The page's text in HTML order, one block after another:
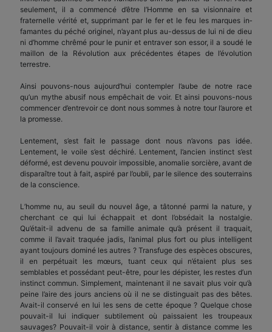
seulement, il a commencé d’être l’Homme en sa visionnaire et
fraternelle vérité et, supprimant par le fer et le feu les marques in­
famantes du péché originel, n’ayant plus au-dessus de lui ni de dieu
ni d’homme chrêmé pour le punir et entraver son essor, il a soudé le
maillon de la Révolution aux précédentes étapes de l’évolution
terrestre.
Ainsi pouvons-nous aujourd’hui contempler l’aube de notre race
qu’un mythe abusif nous empêchait de voir. Et ainsi pouvons-nous
commencer d’entrevoir ce dont nous sommes à notre tour l’au­rore et
la promesse.
Lentement, s’est fait le passage dont nous n’avons pas idée.
Lentement, le voile s’est déchiré. Lente­ment, l’ancien instinct s’est
déformé, est devenu pouvoir impossible, anomalie sorcière, avant de
disparaître tout à fait, aspiré par l’oubli, par le silence des souterrains
de la conscience.
L’homme nu, au seuil du nouvel âge, a tâtonné parmi la nature, y
cherchant ce qui lui échappait et dont l’obsédait la nostalgie.
Qu’était-il advenu de sa famille animale qu’à présent il traquait,
comme il l’avait traquée jadis, l’animal plus fort ou plus intelligent
ayant toujours dominé les autres ? Trans­fuge des espèces obscures,
il en perpétuait les mœurs, tuant ceux qui n’étaient plus ses
semblables et possédant peut-être, pour les dépister, les restes d’un
instinct commun. Simplement, maintenant il ne savait plus voir qu’à
peine l’aire des jours anciens où il ne se distinguait pas des bêtes.
Avait-il con­servé en lui les sens de cette époque ? Quelque chose
pouvait-il lui indiquer subtilement où paissaient les troupeaux
sauvages? Pouvait-il voir à distance, sentir à distance comme les